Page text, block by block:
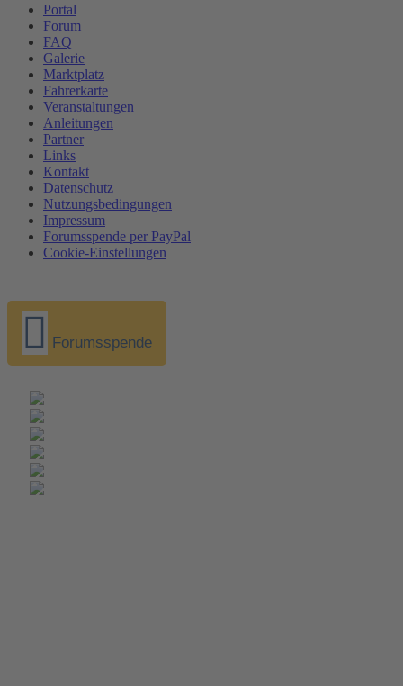
Portal
Forum
FAQ
Galerie
Marktplatz
Fahrerkarte
Veranstaltungen
Anleitungen
Partner
Links
Kontakt
Datenschutz
Nutzungsbedingungen
Impressum
Forumsspende per PayPal
Cookie-Einstellungen
Forumsspende